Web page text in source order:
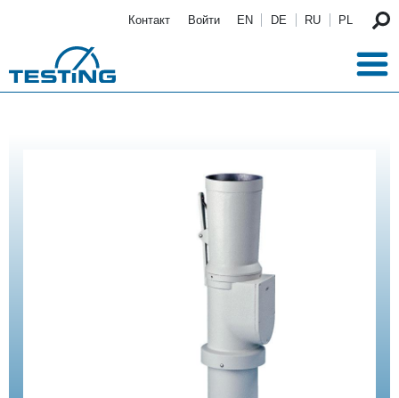
Контакт Войти EN DE RU PL